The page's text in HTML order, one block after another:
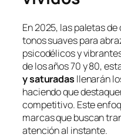
En 2025, las paletas
tonos suaves para
psicodélicos y
de los años 70 y 80,
y saturadas llenarán
haciendo que
competitivo. Este
marcas que buscan
atención al instante.